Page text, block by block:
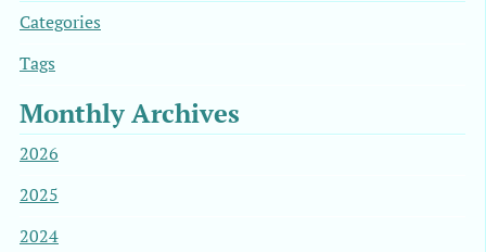
Categories
Tags
Monthly Archives
2026
2025
2024